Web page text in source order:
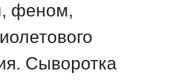
феном,
Сыворотка